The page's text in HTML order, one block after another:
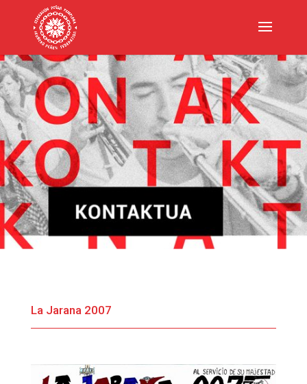
La Jarana 2007